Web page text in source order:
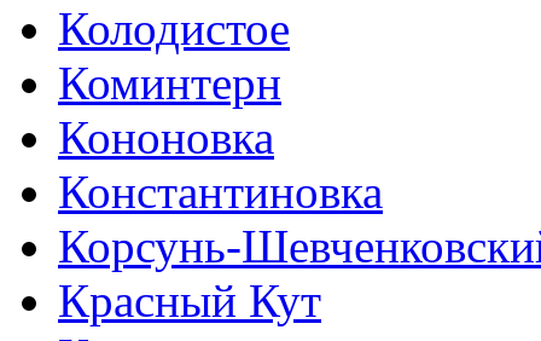
Колодистое
Коминтерн
Кононовка
Константиновка
Корсунь-
Красный Кут